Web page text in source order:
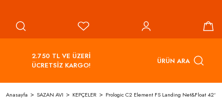
2.750 TL VE ÜZERİ
ÜCRETSİZ KARGO!
ÜRÜN ARA
Anasayfa SAZAN AVI KEPÇELER Prologic C2 Element FS Landing Net&Float 42''